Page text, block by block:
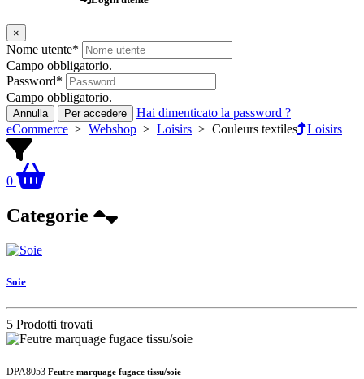
×
Nome utente*
Campo obbligatorio.
Password*
Campo obbligatorio.
Annulla Per accedere
Hai dimenticato la password ?
eCommerce > Webshop > Loisirs > Couleurs textiles Loisirs
0
Categorie
Soie
5 Prodotti trovati
DPA8053 Feutre marquage fugace tissu/soie